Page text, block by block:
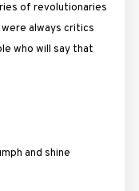
of revolutionaries
always critics
who will say that
and shine